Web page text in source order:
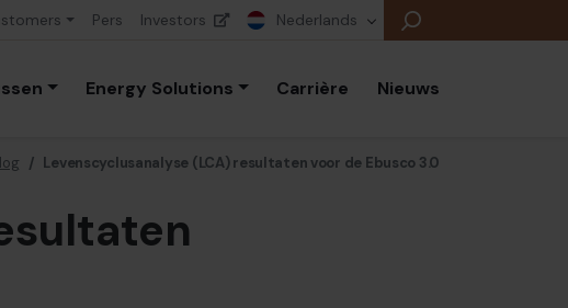
Pers Investors Nederlands
Energy Solutions Carrière Nieuws
/ Levenscyclusanalyse (LCA) resultaten voor de Ebusco 3.0